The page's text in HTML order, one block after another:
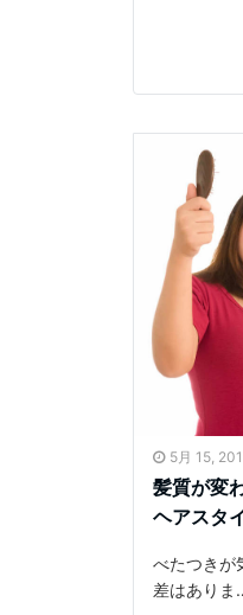
5月 15,
髪質が変
ヘアスタ
べたつきが
差はありま